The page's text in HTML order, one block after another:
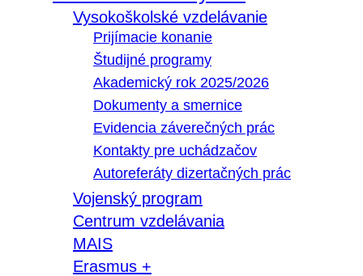
Vysokoškolské vzdelávanie
Prijímacie konanie
Študijné programy
Akademický rok 2025/2026
Dokumenty a smernice
Evidencia záverečných prác
Kontakty pre uchádzačov
Autoreferáty dizertačných prác
Vojenský program
Centrum vzdelávania
MAIS
Erasmus +